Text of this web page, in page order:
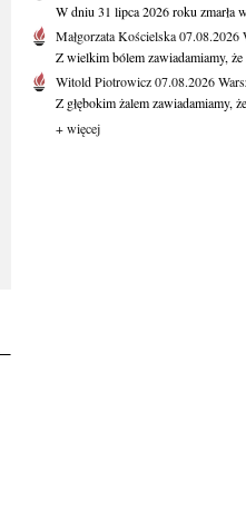
W dniu 31 lipca 2026 roku zmarła
Małgorzata Kościelska07.08.2026
Z wielkim bólem zawiadamiamy, że
Witold Piotrowicz07.08.2026
Z głębokim żalem zawiadamiamy,
+ więcej